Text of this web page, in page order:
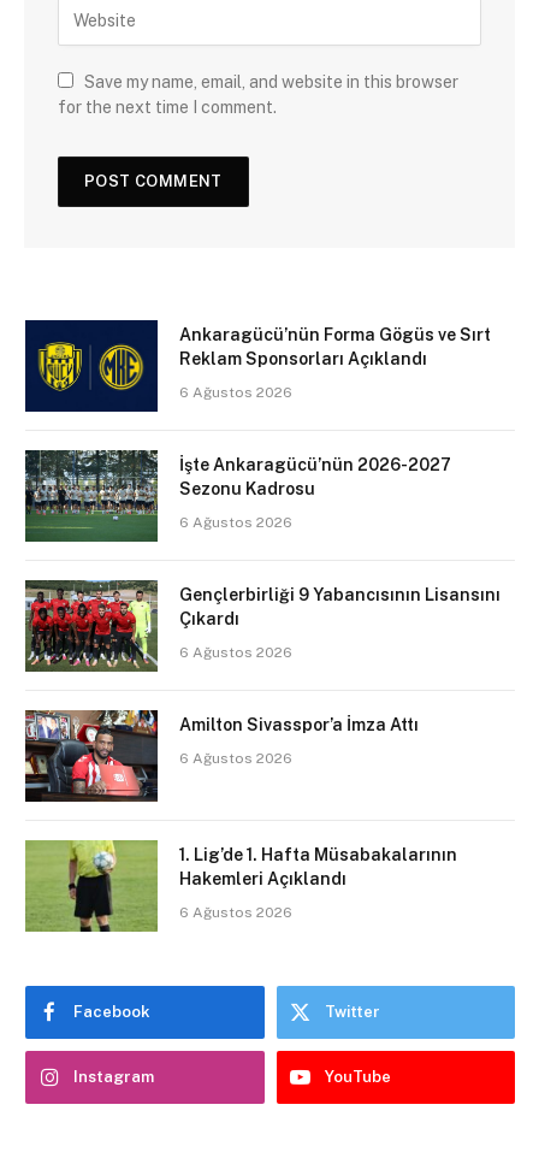
Save my name, email, and website in this browser
for the next time I comment.
Ankaragücü’nün Forma Gögüs ve Sırt
Reklam Sponsorları Açıklandı
6 Ağustos 2026
İşte Ankaragücü’nün 2026-2027
Sezonu Kadrosu
6 Ağustos 2026
Gençlerbirliği 9 Yabancısının Lisansını
Çıkardı
6 Ağustos 2026
Amilton Sivasspor’a İmza Attı
6 Ağustos 2026
1. Lig’de 1. Hafta Müsabakalarının
Hakemleri Açıklandı
6 Ağustos 2026
Facebook Twitter
Instagram YouTube